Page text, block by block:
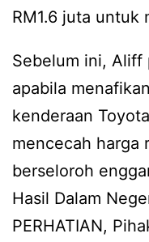
RM1.6 juta untuk
Sebelum ini, Aliff
apabila
kenderaan
mencecah harga
berseloroh
Hasil Dalam
PERHATIAN,